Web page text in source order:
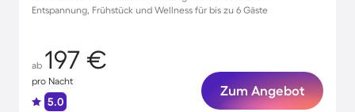
Entspannung, Frühstück und Wellness für bis zu 6 Gäste
ab 197 €
pro Nacht
5.0
Zum Angebot